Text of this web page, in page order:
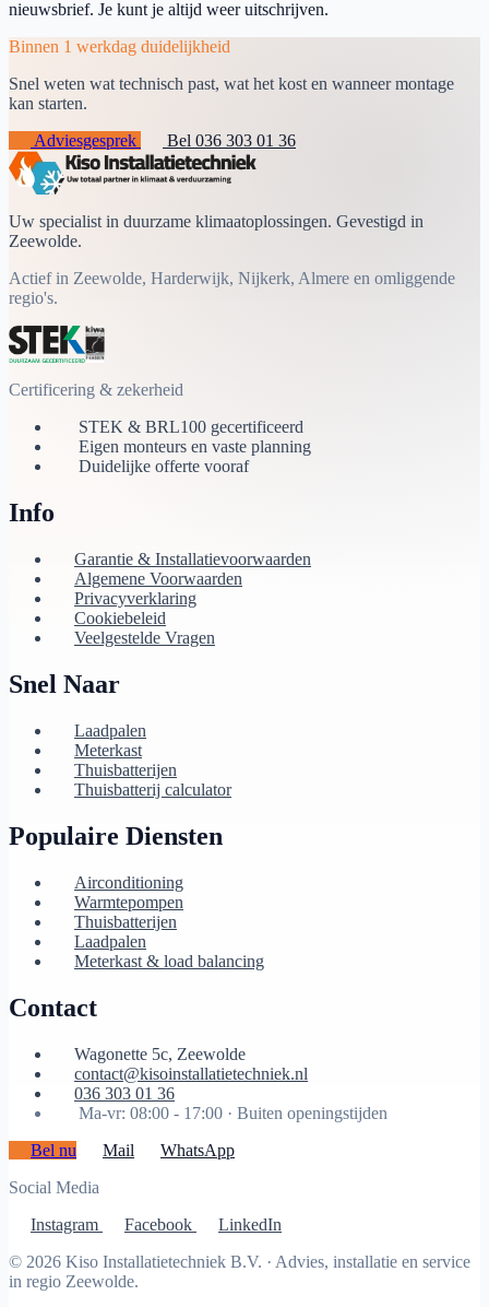
nieuwsbrief. Je kunt je altijd weer uitschrijven.
Binnen 1 werkdag duidelijkheid
Snel weten wat technisch past, wat het kost en wanneer montage
kan starten.
Adviesgesprek
Bel 036 303 01 36
Uw specialist in duurzame klimaatoplossingen. Gevestigd in
Zeewolde.
Actief in Zeewolde, Harderwijk, Nijkerk, Almere en omliggende
regio's.
Certificering & zekerheid
STEK & BRL100 gecertificeerd
Eigen monteurs en vaste planning
Duidelijke offerte vooraf
Info
Garantie & Installatievoorwaarden
Algemene Voorwaarden
Privacyverklaring
Cookiebeleid
Veelgestelde Vragen
Snel Naar
Laadpalen
Meterkast
Thuisbatterijen
Thuisbatterij calculator
Populaire Diensten
Airconditioning
Warmtepompen
Thuisbatterijen
Laadpalen
Meterkast & load balancing
Contact
Wagonette 5c, Zeewolde
contact@kisoinstallatietechniek.nl
036 303 01 36
Ma-vr: 08:00 - 17:00 · Buiten openingstijden
Bel nu
Mail
WhatsApp
Social Media
Instagram
Facebook
LinkedIn
© 2026 Kiso Installatietechniek B.V. · Advies, installatie en service
in regio Zeewolde.